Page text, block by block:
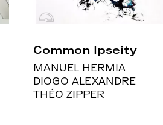
Common Ipseity
MANUEL HERMIA
DIOGO ALEXANDRE
THÉO ZIPPER